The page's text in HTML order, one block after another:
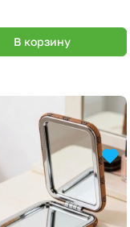
В корзину